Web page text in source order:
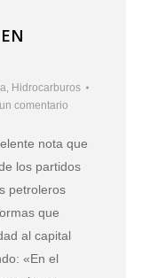
Hidrocarburos
comentario
nota que
los partidos
petroleros
que
al capital
«En el